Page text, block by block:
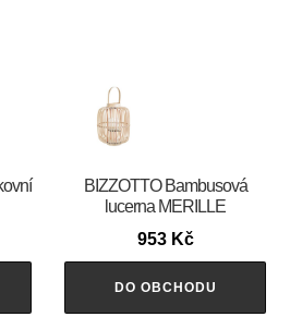
BIZZOTTO Bambusová
lucerna MERILLE
953 Kč
DO OBCHODU